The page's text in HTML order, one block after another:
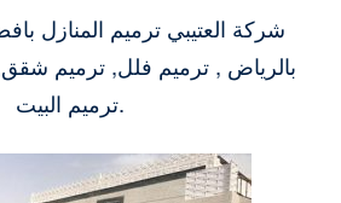
شركة العتيبي ترميم المنازل
بالرياض , ترميم فلل, ترميم
ترميم البيت.